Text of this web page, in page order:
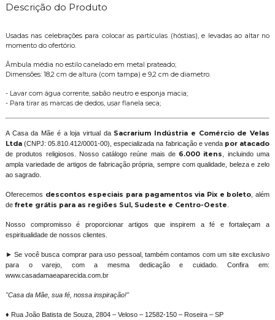
Descrição do Produto
Usadas nas celebrações para colocar as partículas (hóstias), e levadas ao altar no
momento do ofertório.
Âmbula média no estilo canelado em metal prateado;
Dimensões: 18,2 cm de altura (com tampa) e 9,2 cm de diametro.
- Lavar com água corrente, sabão neutro e esponja macia;
- Para tirar as marcas de dedos, usar flanela seca;
A Casa da Mãe é a loja virtual daSacrarium Indústria e Comércio de Velas
Ltda(CNPJ: 05.810.412/0001-00), especializada na fabricação e venda por atacado
de produtos religiosos. Nosso catálogo reúne mais de 6.000 itens
, incluindo uma
ampla variedade de artigos de fabricação própria, sempre com qualidade, beleza e zelo
ao sagrado.
Oferecemos descontos especiais para pagamentos via Pix e boleto , além
de frete grátis para as regiões Sul, Sudeste e Centro-Oeste
Nosso compromisso é proporcionar artigos que inspirem a fé e fortaleçam a
espiritualidade de nossos clientes.
► Se você busca comprar para uso pessoal, também contamos com um site exclusivo
para o varejo, com a mesma dedicação e cuidado. Confira em:
www.casadamaeaparecida.com.br
"Casa da Mãe, sua fé, nossa inspiração!"
♦ Rua João Batista de Souza, 2804 – Veloso – 12582-150 – Roseira – SP